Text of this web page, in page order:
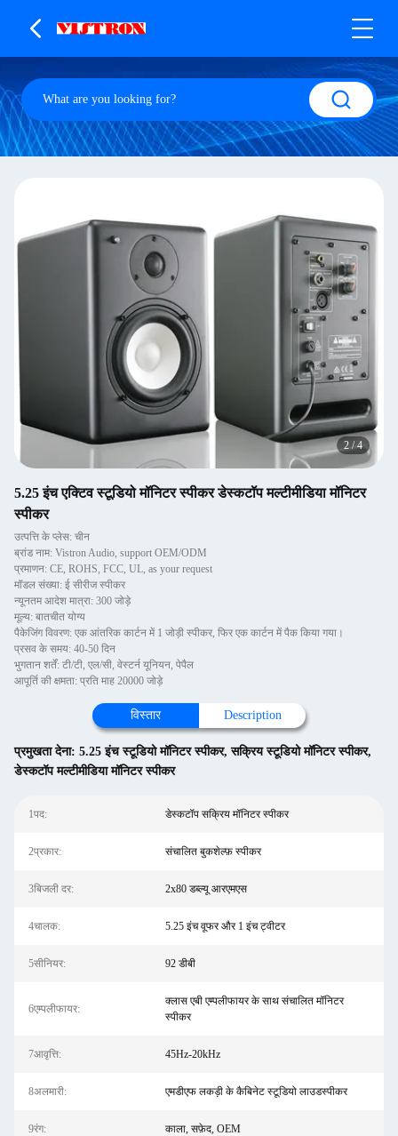
2 /4
5.25 इंच एक्टिव स्टूडियो मॉनिटर स्पीकर डेस्कटॉप मल्टीमीडिया मॉनिटर
स्पीकर
उत्पत्ति के प्लेस: चीन
ब्रांड नाम: Vistron Audio, support OEM/ODM
प्रमाणन: CE, ROHS, FCC, UL, as your request
मॉडल संख्या: ई सीरीज स्पीकर
न्यूनतम आदेश मात्रा: 300 जोड़े
मूल्य: बातचीत योग्य
पैकेजिंग विवरण: एक आंतरिक कार्टन में 1 जोड़ी स्पीकर, फिर एक कार्टन में पैक किया गया।
प्रसव के समय: 40-50 दिन
भुगतान शर्तें: टी/टी, एल/सी, वेस्टर्न यूनियन, पेपैल
आपूर्ति की क्षमता: प्रति माह 20000 जोड़े
विस्तार Description
प्रमुखता देना: 5.25 इंच स्टूडियो मॉनिटर स्पीकर,सक्रिय स्टूडियो मॉनिटर स्पीकर,
डेस्कटॉप मल्टीमीडिया मॉनिटर स्पीकर
1पद: डेस्कटॉप सक्रिय मॉनिटर स्पीकर
2प्रकार: संचालित बुकशेल्फ़ स्पीकर
3बिजली दर: 2x80 डब्ल्यू आरएमएस
4चालक: 5.25 इंच वूफर और 1 इंच ट्वीटर
5सीनियर: 92 डीबी
6एम्पलीफायर:
क्लास एबी एम्पलीफायर के साथ संचालित मॉनिटर
स्पीकर
7आवृत्ति: 45Hz-20kHz
8अलमारी: एमडीएफ लकड़ी के कैबिनेट स्टूडियो लाउडस्पीकर
9रंग: काला, सफ़ेद, OEM